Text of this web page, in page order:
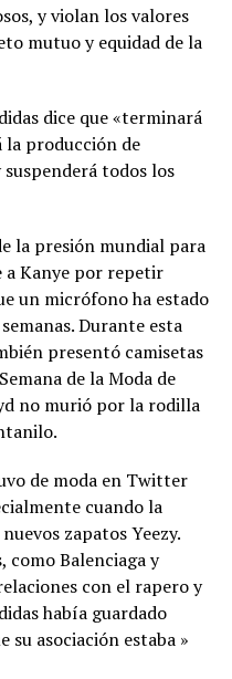
y violan los valores
mutuo y equidad de la
dice que «terminará
la producción de
todos los
la presión mundial para
a Kanye por repetir
un micrófono ha estado
Durante esta
presentó camisetas
de la Moda de
no murió por la rodilla
de moda en Twitter
cuando la
zapatos Yeezy.
como Balenciaga y
con el rapero y
había guardado
su asociación estaba »